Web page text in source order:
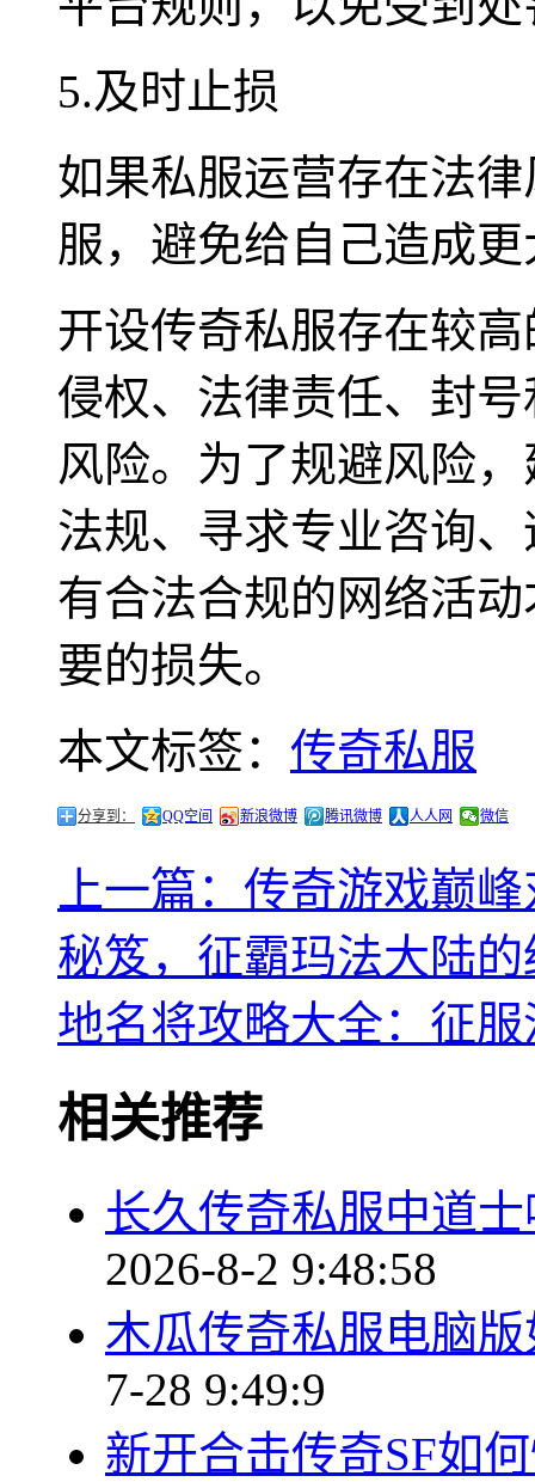
5.及时止损
如果私服运营存在法
服，避免给自己造成
开设传奇私服存在较
侵权、法律责任、封
风险。为了规避风险
法规、寻求专业咨询
有合法合规的网络活
要的损失。
本文标签： 传奇私服
分享到： QQ空间 新浪微博 腾讯微博 人人网 微信
上一篇：传奇游戏巅
秘笈，征霸玛法大陆
地名将攻略大全：征
相关推荐
长久传奇私服中道
2026-8-2 9:48:58
木瓜传奇私服电脑
7-28 9:49:9
新开合击传奇SF如